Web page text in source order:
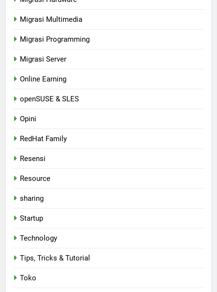
Migrasi Multimedia
Migrasi Programming
Migrasi Server
Online Earning
openSUSE & SLES
Opini
RedHat Family
Resensi
Resource
sharing
Startup
Technology
Tips, Tricks & Tutorial
Toko